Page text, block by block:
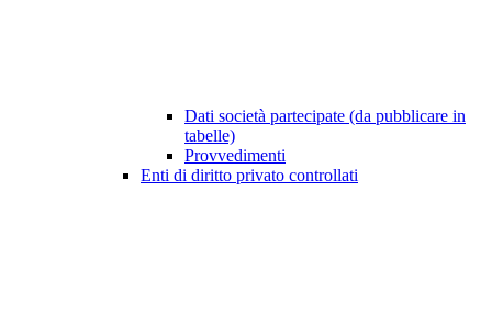
Dati società partecipate (da pubblicare in
tabelle)
Provvedimenti
Enti di diritto privato controllati